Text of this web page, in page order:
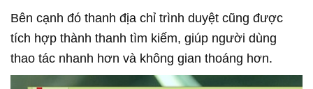
Bên cạnh đó thanh địa chỉ trình duyệt cũng được
tích hợp thành thanh tìm kiếm, giúp người dùng
thao tác nhanh hơn và không gian thoáng hơn.